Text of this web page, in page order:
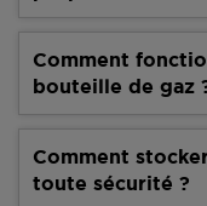
Comment
bouteille de gaz
Comment
toute sécurité ?